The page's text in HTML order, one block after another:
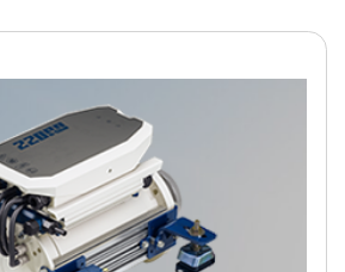
Améliorez votre vie à bord